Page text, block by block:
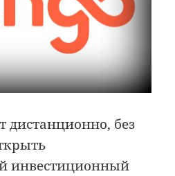
дистанционно, без
инвестиционный